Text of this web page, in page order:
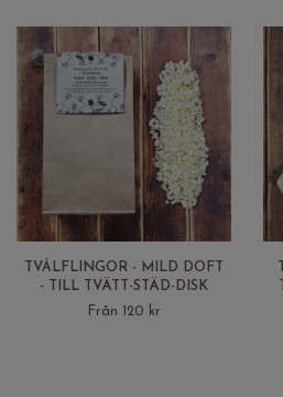
TVÅLFLINGOR - MILD DOFT
- TILL TVÄTT-STÄD-DISK
Från 120 kr